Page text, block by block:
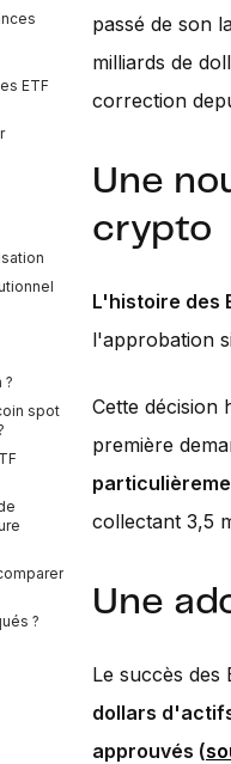
ETF
?
spot
?
passé de son
milliards de
correction
Une
crypto
L'histoire des
l'approbation
Cette décision
première
collectant 3,5
Une
Le succès des
dollars
approuvés (